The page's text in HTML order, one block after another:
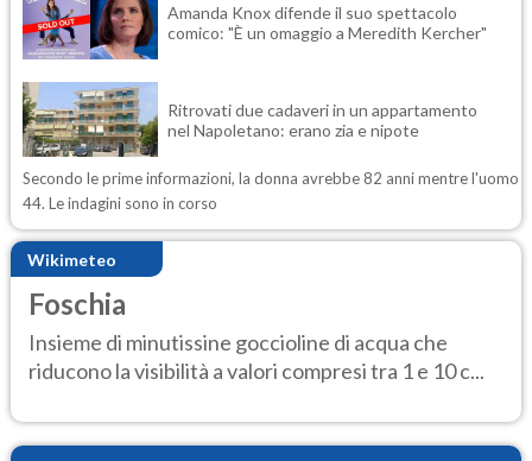
Amanda Knox difende il suo spettacolo
comico: "È un omaggio a Meredith Kercher"
Ritrovati due cadaveri in un appartamento
nel Napoletano: erano zia e nipote
Secondo le prime informazioni, la donna avrebbe 82 anni mentre l'uomo
44. Le indagini sono in corso
Wikimeteo
Foschia
Insieme di minutissine goccioline di acqua che
riducono la visibilità a valori compresi tra 1 e 10 c...